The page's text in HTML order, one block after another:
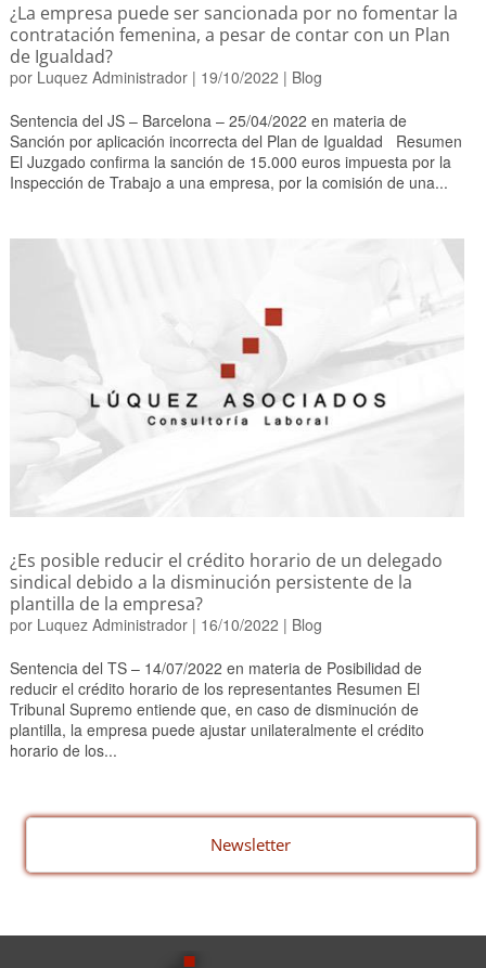
¿La empresa puede ser sancionada por no fomentar la
contratación femenina, a pesar de contar con un Plan
de Igualdad?
por Luquez Administrador| 19/10/2022 | Blog
Sentencia del JS – Barcelona – 25/04/2022 en materia de
Sanción por aplicación incorrecta del Plan de Igualdad Resumen
El Juzgado confirma la sanción de 15.000 euros impuesta por la
Inspección de Trabajo a una empresa, por la comisión de una...
¿Es posible reducir el crédito horario de un delegado
sindical debido a la disminución persistente de la
plantilla de la empresa?
por Luquez Administrador| 16/10/2022 | Blog
Sentencia del TS – 14/07/2022 en materia de Posibilidad de
reducir el crédito horario de los representantes Resumen El
Tribunal Supremo entiende que, en caso de disminución de
plantilla, la empresa puede ajustar unilateralmente el crédito
horario de los...
Newsletter